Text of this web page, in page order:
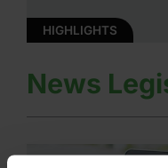
HIGHLIGHTS
News